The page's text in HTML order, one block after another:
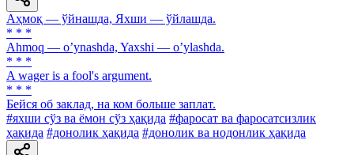
Аҳмоқ — ўйнашда, Яхши — ўйлашда.
* * *
Аhmoq — oʼynashda, Yaxshi — oʼylashda.
* * *
A wager is a fool's argument.
* * *
Бейся об заклад, на ком больше заплат.
#яхши сўз ва ёмон сўз ҳақида #фаросат ва фаросатсизлик
ҳақида #донолик ҳақида #донолик ва нодонлик ҳақида